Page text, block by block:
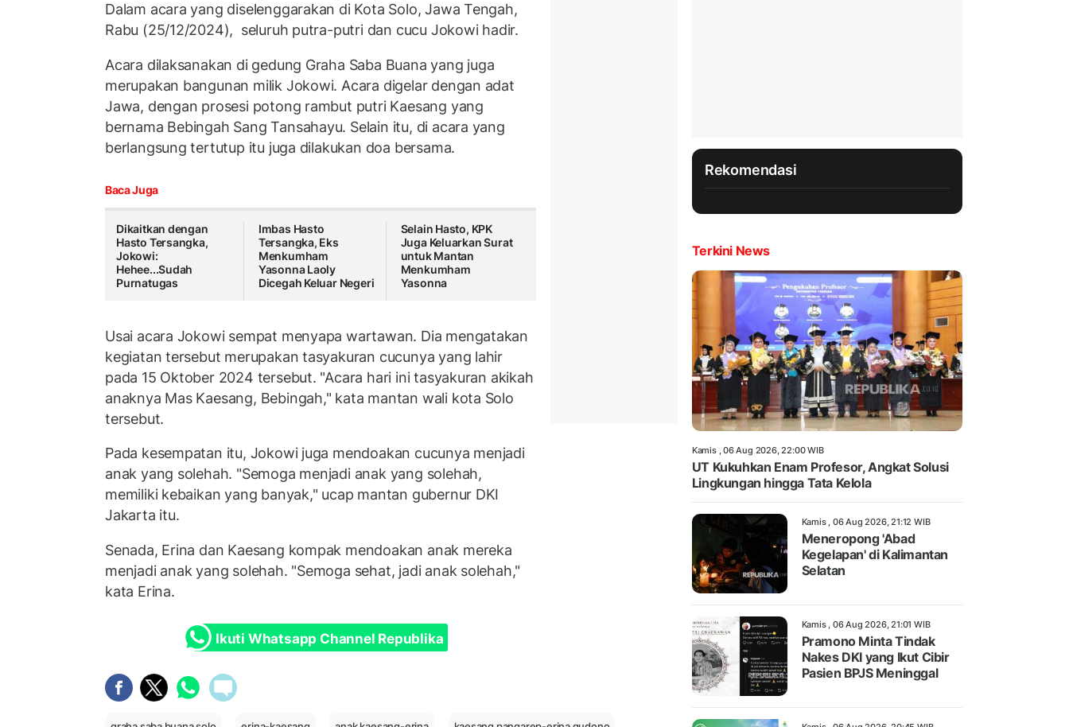
Dalam acara yang diselenggarakan di Kota Solo, Jawa Tengah,
Rabu (25/12/2024), seluruh putra-putri dan cucu Jokowi hadir.
Acara dilaksanakan di gedung Graha Saba Buana yang juga
merupakan bangunan milik Jokowi. Acara digelar dengan adat
Jawa, dengan prosesi potong rambut putri Kaesang yang
bernama Bebingah Sang Tansahayu. Selain itu, di acara yang
berlangsung tertutup itu juga dilakukan doa bersama.
Baca Juga
Dikaitkan dengan
Hasto Tersangka,
Jokowi:
Hehee...Sudah
Purnatugas
Imbas Hasto
Tersangka, Eks
Menkumham
Yasonna Laoly
Dicegah Keluar Negeri
Selain Hasto, KPK
Juga Keluarkan Surat
untuk Mantan
Menkumham
Yasonna
Usai acara Jokowi sempat menyapa wartawan. Dia mengatakan
kegiatan tersebut merupakan tasyakuran cucunya yang lahir
pada 15 Oktober 2024 tersebut. "Acara hari ini tasyakuran akikah
anaknya Mas Kaesang, Bebingah," kata mantan wali kota Solo
tersebut.
Pada kesempatan itu, Jokowi juga mendoakan cucunya menjadi
anak yang solehah. "Semoga menjadi anak yang solehah,
memiliki kebaikan yang banyak," ucap mantan gubernur DKI
Jakarta itu.
Senada, Erina dan Kaesang kompak mendoakan anak mereka
menjadi anak yang solehah. "Semoga sehat, jadi anak solehah,"
kata Erina.
Ikuti Whatsapp Channel Republika
Rekomendasi
Terkini News
Kamis , 06 Aug 2026, 22:00 WIB
UT Kukuhkan Enam Profesor, Angkat Solusi
Lingkungan hingga Tata Kelola
Kamis , 06 Aug 2026, 21:12 WIB
Meneropong 'Abad
Kegelapan' di Kalimantan
Selatan
Kamis , 06 Aug 2026, 21:01 WIB
Pramono Minta Tindak
Nakes DKI yang Ikut Cibir
Pasien BPJS Meninggal